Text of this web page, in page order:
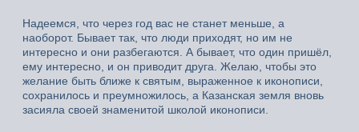
Надеемся, что через год вас не станет меньше, а
наоборот. Бывает так, что люди приходят, но им не
интересно и они разбегаются. А бывает, что один пришёл,
ему интересно, и он приводит друга. Желаю, чтобы это
желание быть ближе к святым, выраженное к иконописи,
сохранилось и преумножилось, а Казанская земля вновь
засияла своей знаменитой школой иконописи.